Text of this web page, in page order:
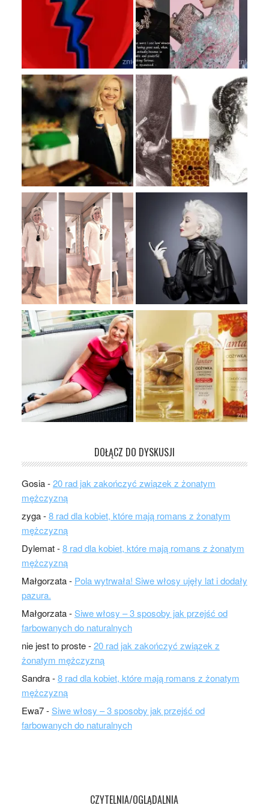
DOŁĄCZ DO DYSKUSJI
Gosia-20 rad jak zakończyć związek z żonatym
mężczyzną
zyga-8 rad dla kobiet, które mają romans z żonatym
mężczyzną
Dylemat-8 rad dla kobiet, które mają romans z żonatym
mężczyzną
Małgorzata- Pola wytrwała! Siwe włosy ujęły lat i dodały
pazura.
Małgorzata-Siwe włosy – 3 sposoby jak przejść od
farbowanych do naturalnych
nie jest to proste-20 rad jak zakończyć związek z
żonatym mężczyzną
Sandra-8 rad dla kobiet, które mają romans z żonatym
mężczyzną
Ewa7-Siwe włosy – 3 sposoby jak przejść od
farbowanych do naturalnych
CZYTELNIA/OGLĄDALNIA